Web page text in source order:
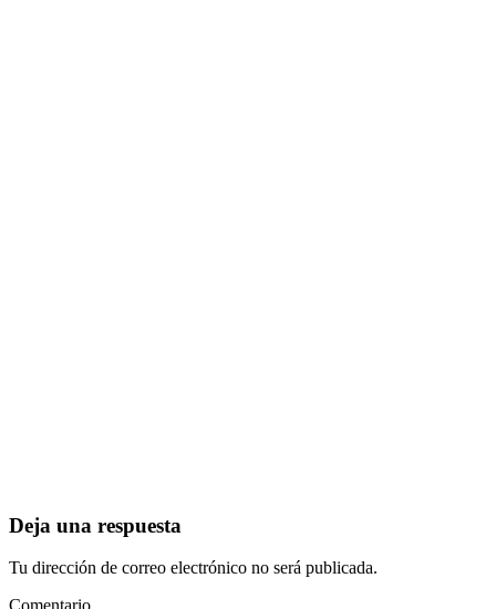
Deja una respuesta
Tu dirección de correo electrónico no será publicada.